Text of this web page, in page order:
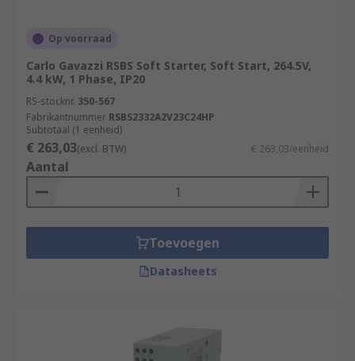
Op voorraad
Carlo Gavazzi RSBS Soft Starter, Soft Start, 264.5V,
4.4 kW, 1 Phase, IP20
RS-stocknr. 350-567
Fabrikantnummer RSBS2332A2V23C24HP
Subtotaal (1 eenheid)
€ 263,03(excl. BTW) € 263,03/eenheid
Aantal
Toevoegen
Datasheets